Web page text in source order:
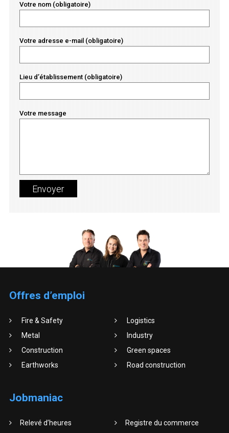
Votre nom (obligatoire)
Votre adresse e-mail (obligatoire)
Lieu d’établissement (obligatoire)
Votre message
Envoyer
Offres d’emploi
Fire & Safety
Logistics
Metal
Industry
Construction
Green spaces
Earthworks
Road construction
Jobmaniac
Relevé d’heures Registre du commerce